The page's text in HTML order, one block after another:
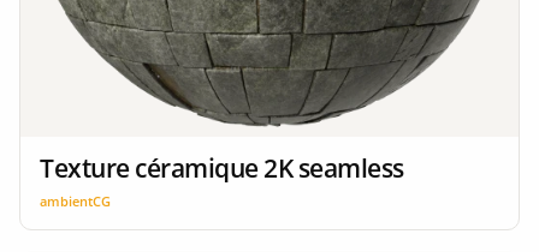
Texture céramique 2K seamless
ambientCG